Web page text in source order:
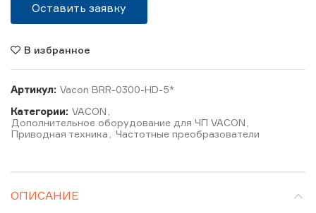
Оставить заявку
В избранное
Артикул: Vacon BRR-0300-HD-5*
Категории: VACON
Дополнительное оборудование для ЧП VACON
Приводная техника
Частотные преобразователи
ОПИСАНИЕ